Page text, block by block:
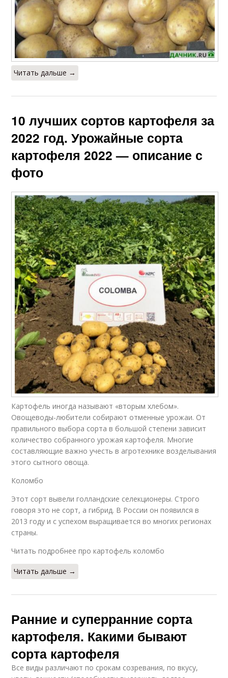
Читать дальше →
10 лучших сортов картофеля за
2022 год. Урожайные сорта
картофеля 2022 — описание с
фото
Картофель иногда называют «вторым хлебом».
Овощеводы-любители собирают отменные урожаи. От
правильного выбора сорта в большой степени зависит
количество собранного урожая картофеля. Многие
составляющие важно учесть в агротехнике возделывания
этого сытного овоща.
Коломбо
Этот сорт вывели голландские селекционеры. Строго
говоря это не сорт, а гибрид. В России он появился в
2013 году и с успехом выращивается во многих регионах
страны.
Читать подробнее про картофель коломбо
Читать дальше →
Ранние и суперранние сорта
картофеля. Какими бывают
сорта картофеля
Все виды различают по срокам созревания, по вкусу,